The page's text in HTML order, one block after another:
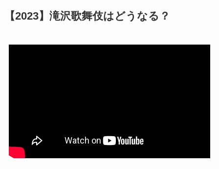
【2023】滝沢歌舞伎はどうなる？